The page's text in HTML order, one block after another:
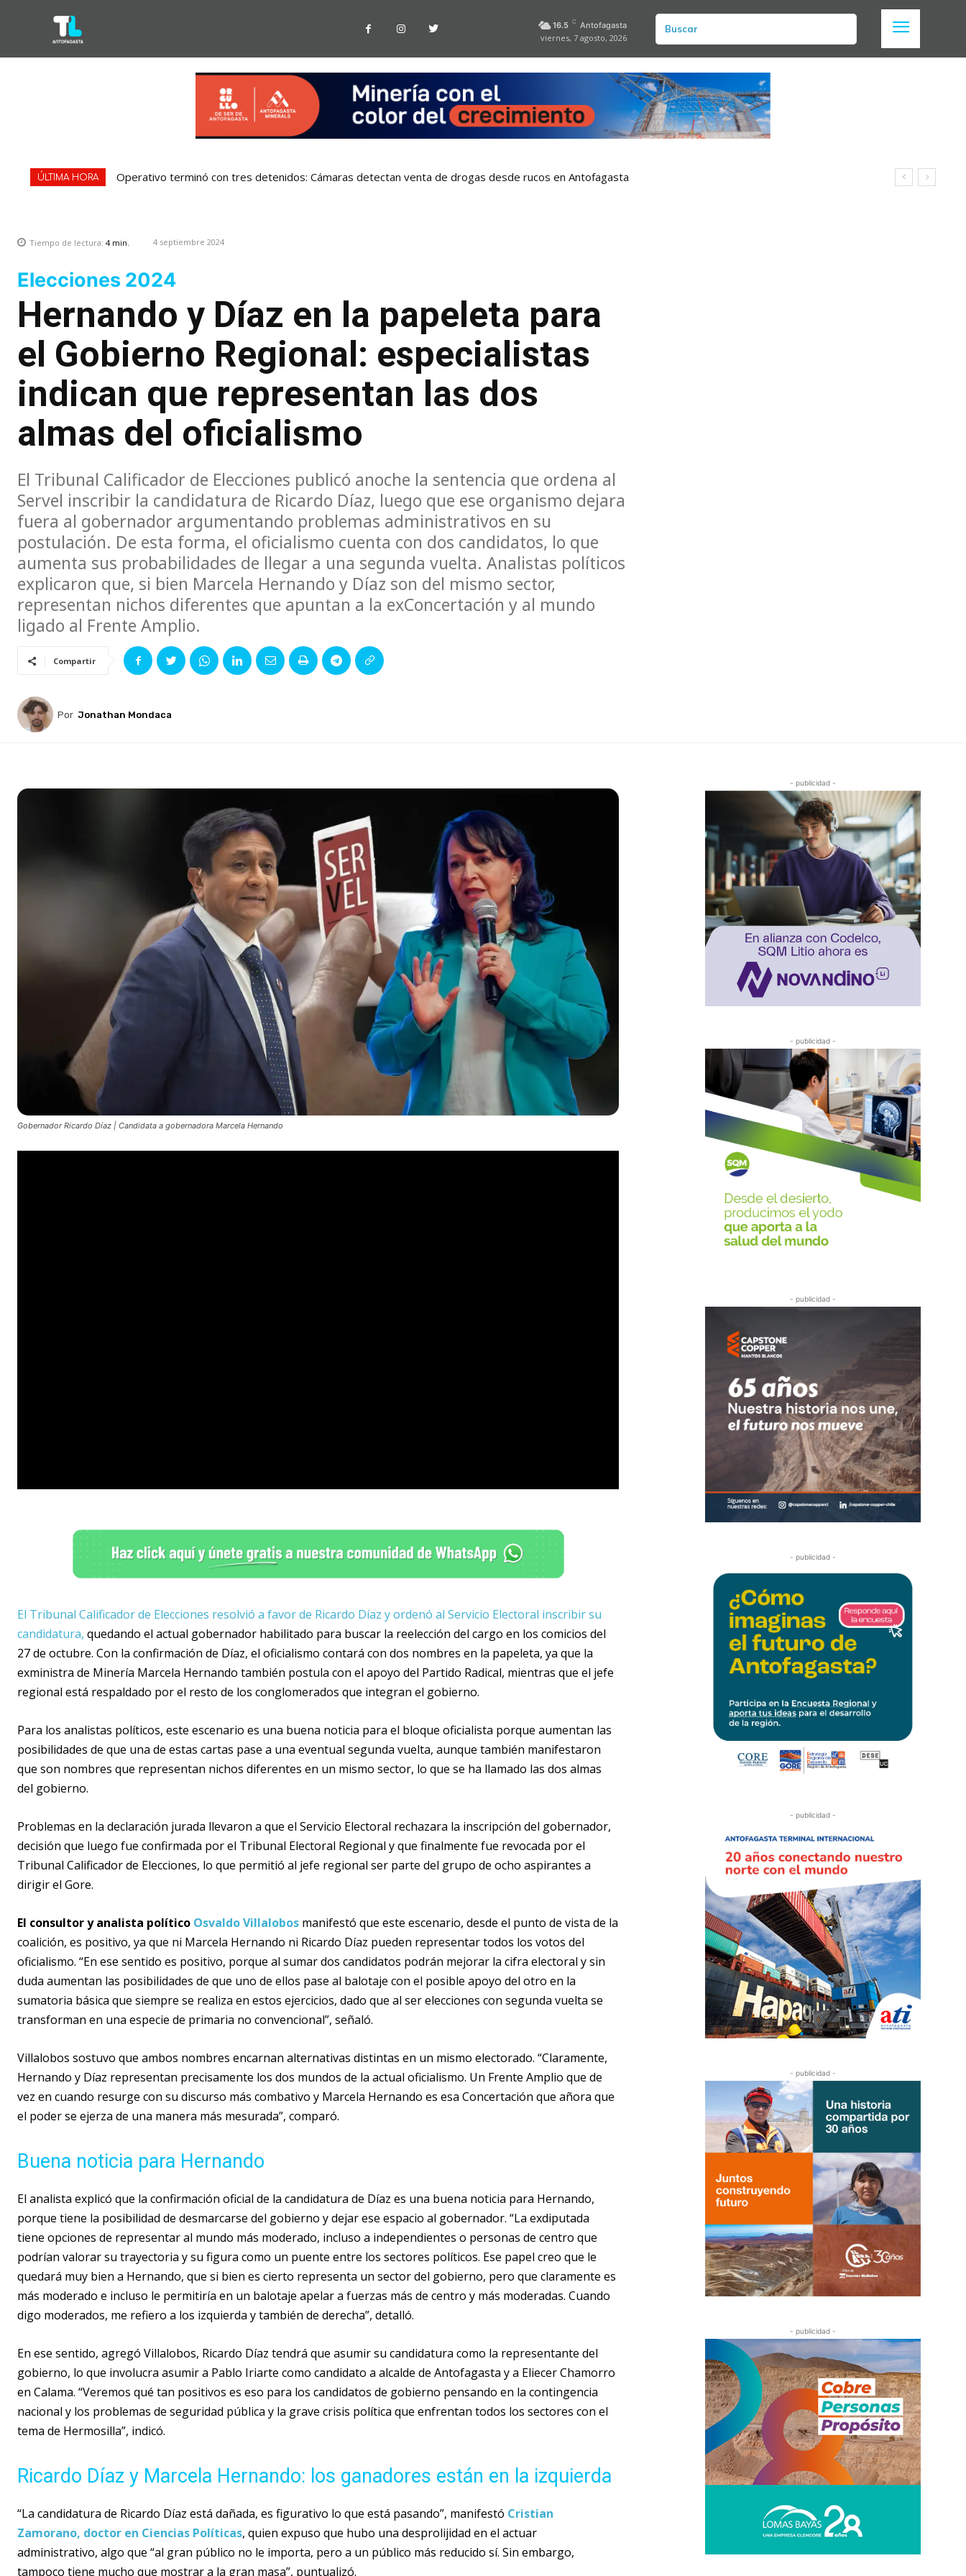
16.5 C Antofagasta
viernes, 7 agosto, 2026
Buscar
ÚLTIMA HORA Operativo terminó con tres detenidos: Cámaras detectan venta de drogas desde rucos en Antofagasta
Tiempo de lectura: 4min. 4 septiembre 2024
Elecciones 2024
Hernando y Díaz en la papeleta para
el Gobierno Regional: especialistas
indican que representan las dos
almas del oficialismo
El Tribunal Calificador de Elecciones publicó anoche la sentencia que ordena al
Servel inscribir la candidatura de Ricardo Díaz, luego que ese organismo dejara
fuera al gobernador argumentando problemas administrativos en su
postulación. De esta forma, el oficialismo cuenta con dos candidatos, lo que
aumenta sus probabilidades de llegar a una segunda vuelta. Analistas políticos
explicaron que, si bien Marcela Hernando y Díaz son del mismo sector,
representan nichos diferentes que apuntan a la exConcertación y al mundo
ligado al Frente Amplio.
Compartir
Por Jonathan Mondaca
Gobernador Ricardo Díaz | Candidata a gobernadora Marcela Hernando
El Tribunal Calificador de Elecciones resolvió a favor de Ricardo Díaz y ordenó al Servicio Electoral inscribir su
candidatura, quedando el actual gobernador habilitado para buscar la reelección del cargo en los comicios del
27 de octubre. Con la confirmación de Díaz, el oficialismo contará con dos nombres en la papeleta, ya que la
exministra de Minería Marcela Hernando también postula con el apoyo del Partido Radical, mientras que el jefe
regional está respaldado por el resto de los conglomerados que integran el gobierno.
Para los analistas políticos, este escenario es una buena noticia para el bloque oficialista porque aumentan las
posibilidades de que una de estas cartas pase a una eventual segunda vuelta, aunque también manifestaron
que son nombres que representan nichos diferentes en un mismo sector, lo que se ha llamado las dos almas
del gobierno.
Problemas en la declaración jurada llevaron a que el Servicio Electoral rechazara la inscripción del gobernador,
decisión que luego fue confirmada por el Tribunal Electoral Regional y que finalmente fue revocada por el
Tribunal Calificador de Elecciones, lo que permitió al jefe regional ser parte del grupo de ocho aspirantes a
dirigir el Gore.
El consultor y analista político Osvaldo Villalobos manifestó que este escenario, desde el punto de vista de la
coalición, es positivo, ya que ni Marcela Hernando ni Ricardo Díaz pueden representar todos los votos del
oficialismo. “En ese sentido es positivo, porque al sumar dos candidatos podrán mejorar la cifra electoral y sin
duda aumentan las posibilidades de que uno de ellos pase al balotaje con el posible apoyo del otro en la
sumatoria básica que siempre se realiza en estos ejercicios, dado que al ser elecciones con segunda vuelta se
transforman en una especie de primaria no convencional”, señaló.
Villalobos sostuvo que ambos nombres encarnan alternativas distintas en un mismo electorado. “Claramente,
Hernando y Díaz representan precisamente los dos mundos de la actual oficialismo. Un Frente Amplio que de
vez en cuando resurge con su discurso más combativo y Marcela Hernando es esa Concertación que añora que
el poder se ejerza de una manera más mesurada”, comparó.
Buena noticia para Hernando
El analista explicó que la confirmación oficial de la candidatura de Díaz es una buena noticia para Hernando,
porque tiene la posibilidad de desmarcarse del gobierno y dejar ese espacio al gobernador. “La exdiputada
tiene opciones de representar al mundo más moderado, incluso a independientes o personas de centro que
podrían valorar su trayectoria y su figura como un puente entre los sectores políticos. Ese papel creo que le
quedará muy bien a Hernando, que si bien es cierto representa un sector del gobierno, pero que claramente es
más moderado e incluso le permitiría en un balotaje apelar a fuerzas más de centro y más moderadas. Cuando
digo moderados, me refiero a los izquierda y también de derecha”, detalló.
En ese sentido, agregó Villalobos, Ricardo Díaz tendrá que asumir su candidatura como la representante del
gobierno, lo que involucra asumir a Pablo Iriarte como candidato a alcalde de Antofagasta y a Eliecer Chamorro
en Calama. “Veremos qué tan positivos es eso para los candidatos de gobierno pensando en la contingencia
nacional y los problemas de seguridad pública y la grave crisis política que enfrentan todos los sectores con el
tema de Hermosilla”, indicó.
Ricardo Díaz y Marcela Hernando: los ganadores están en la izquierda
“La candidatura de Ricardo Díaz está dañada, es figurativo lo que está pasando”, manifestó Cristian
Zamorano, doctor en Ciencias Políticas, quien expuso que hubo una desprolijidad en el actuar
administrativo, algo que “al gran público no le importa, pero a un público más reducido sí. Sin embargo,
tampoco tiene mucho que mostrar a la gran masa”, puntualizó.
- publicidad -
- publicidad -
- publicidad -
- publicidad -
- publicidad -
- publicidad -
- publicidad -